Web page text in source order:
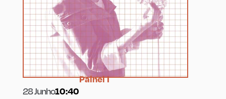
28 Junho10:40
Painel I